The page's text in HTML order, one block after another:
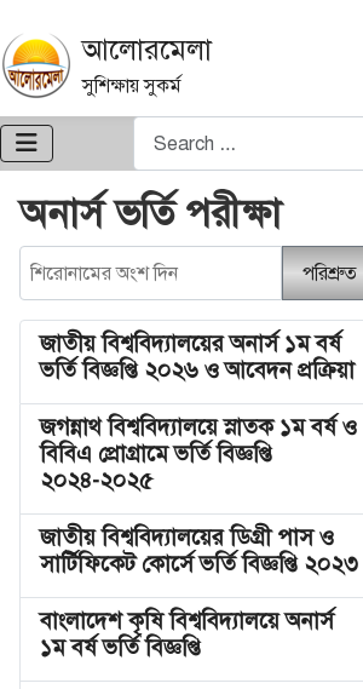
আলোরমেলা
সুশিক্ষায় সুকর্ম
অনুসন্ধান করো
অনার্স ভর্তি পরীক্ষা
শিরোনামের অংশ দিন
পরিশ্রুত
জাতীয় বিশ্ববিদ্যালয়ের অনার্স ১ম বর্ষ
ভর্তি বিজ্ঞপ্তি ২০২৬ ও আবেদন প্রক্রিয়া
জগন্নাথ বিশ্ববিদ্যালয়ে স্নাতক ১ম বর্ষ ও
বিবিএ প্রোগ্রামে ভর্তি বিজ্ঞপ্তি
২০২৪-২০২৫
জাতীয় বিশ্ববিদ্যালয়ের ডিগ্রী পাস ও
সার্টিফিকেট কোর্সে ভর্তি বিজ্ঞপ্তি ২০২৩
বাংলাদেশ কৃষি বিশ্ববিদ্যালয়ে অনার্স
১ম বর্ষ ভর্তি বিজ্ঞপ্তি